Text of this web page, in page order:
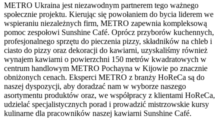
METRO Ukraina jest niezawodnym partnerem tego ważnego
społecznie projektu. Kierując się powołaniem do bycia liderem we
wspieraniu niezależnych firm, METRO zapewnia kompleksową
pomoc zespołowi Sunshine Café. Oprócz przyborów kuchennych,
profesjonalnego sprzętu do pieczenia pizzy, składników na chleb i
ciasto do pizzy oraz dekoracji do kawiarni, uzyskaliśmy również
wynajem kawiarni o powierzchni 150 metrów kwadratowych w
centrum handlowym METRO Pochayna w Kijowie po znacznie
obniżonych cenach. Eksperci METRO z branży HoReCa są do
naszej dyspozycji, aby doradzać nam w wyborze naszego
asortymentu produktów oraz, we współpracy z klientami HoReCa,
udzielać specjalistycznych porad i prowadzić mistrzowskie kursy
kulinarne dla pracowników naszej kawiarni Sunshine Café.